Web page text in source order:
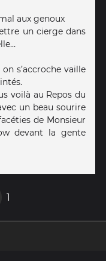
aux genoux
un cierge dans
s’accroche vaille
voilà au Repos du
un beau sourire
de Monsieur
devant la gente
1